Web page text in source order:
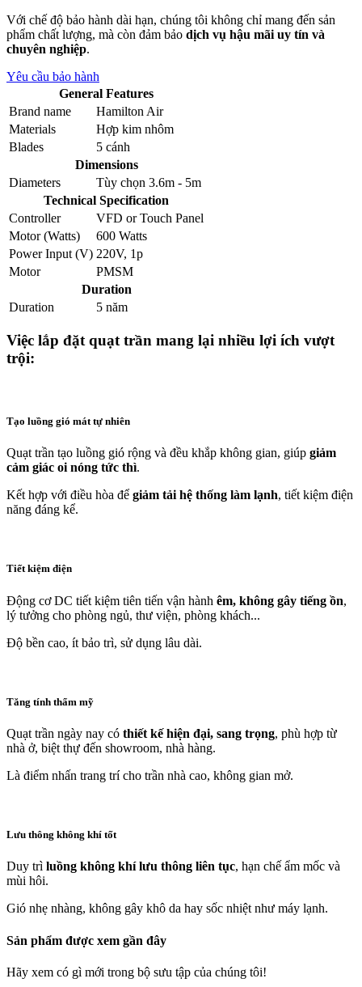
Với chế độ bảo hành dài hạn, chúng tôi không chỉ mang đến sản
phẩm chất lượng, mà còn đảm bảo dịch vụ hậu mãi uy tín và
chuyên nghiệp.
Yêu cầu bảo hành
General Features
Brand name
Hamilton Air
Materials
Hợp kim nhôm
Blades
5 cánh
Dimensions
Diameters
Tùy chọn 3.6m - 5m
Technical Specification
Controller
VFD orTouch Panel
Motor (Watts)
600 Watts
Power Input (V) 220V, 1p
Motor
PMSM
Duration
Duration
5 năm
Việc lắp đặt quạt trần mang lại nhiều lợi ích vượt
trội:
Tạo luồng gió mát tự nhiên
Quạt trần tạo luồng gió rộng và đều khắp không gian, giúp giảm
cảm giác oi nóng tức thì.
Kết hợp với điều hòa để giảm tải hệ thống làm lạnh, tiết kiệm điện
năng đáng kể.
Tiết kiệm điện
Động cơ DC tiết kiệm tiên tiến vận hành êm, không gây tiếng ồn,
lý tưởng cho phòng ngủ, thư viện, phòng khách...
Độ bền cao, ít bảo trì, sử dụng lâu dài.
Tăng tính thẩm mỹ
Quạt trần ngày nay có thiết kế hiện đại, sang trọng, phù hợp từ
nhà ở, biệt thự đến showroom, nhà hàng.
Là điểm nhấn trang trí cho trần nhà cao, không gian mở.
Lưu thông không khí tốt
Duy trì luồng không khí lưu thông liên tục, hạn chế ẩm mốc và
mùi hôi.
Gió nhẹ nhàng, không gây khô da hay sốc nhiệt như máy lạnh.
Sản phẩm được xem gần đây
Hãy xem có gì mới trong bộ sưu tập của chúng tôi!